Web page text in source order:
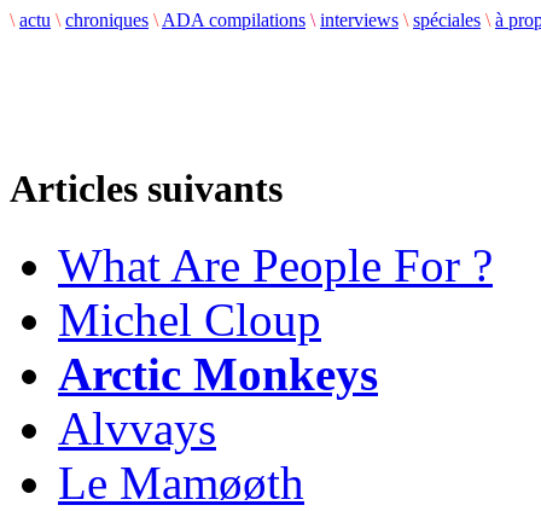
\ actu \ chroniques \ ADA compilations \ interviews \ spéciales \ à
Articles suivants
What Are People For ?
Michel Cloup
Arctic Monkeys
Alvvays
Le Mam​ø​ø​th